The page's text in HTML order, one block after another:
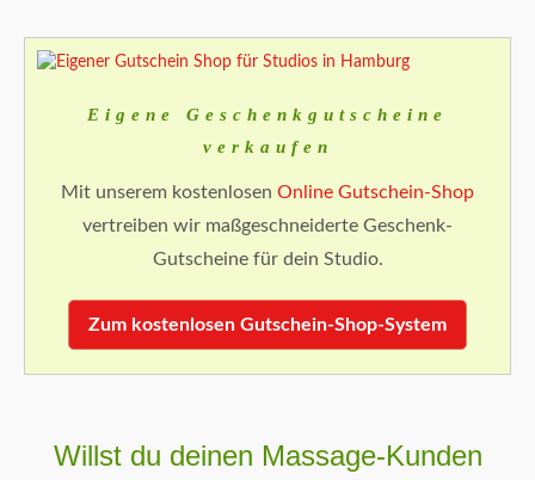
Eigene Geschenkgutscheine
verkaufen
Mit unserem kostenlosen Online Gutschein-Shop
vertreiben wir maßgeschneiderte Geschenk-
Gutscheine für dein Studio.
Zum kostenlosen Gutschein-Shop-System
Willst du deinen Massage-Kunden